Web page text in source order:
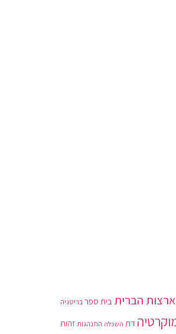
ארצות הברית בית ספרבריטניה
דת השכלה התנהגותזהות